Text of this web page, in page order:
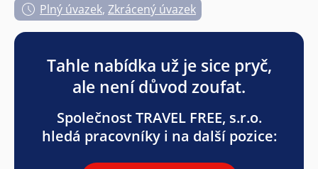
Plný úvazek, Zkrácený úvazek
Tahle nabídka už je sice pryč,
ale není důvod zoufat.
Společnost TRAVEL FREE, s.r.o.
hledá pracovníky i na další pozice: